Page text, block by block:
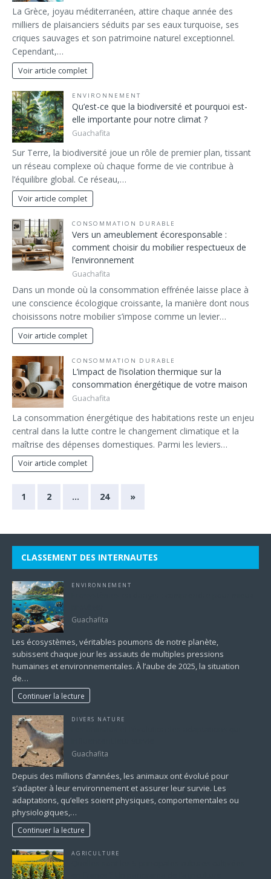
La Grèce, joyau méditerranéen, attire chaque année des
milliers de plaisanciers séduits par ses eaux turquoise, ses
criques sauvages et son patrimoine naturel exceptionnel.
Cependant,…
Voir article complet
ENVIRONNEMENT
Qu’est-ce que la biodiversité et pourquoi est-
elle importante pour notre climat ?
Guachafita
Sur Terre, la biodiversité joue un rôle de premier plan, tissant
un réseau complexe où chaque forme de vie contribue à
l’équilibre global. Ce réseau,…
Voir article complet
CONSOMMATION DURABLE
Vers un ameublement écoresponsable :
comment choisir du mobilier respectueux de
l’environnement
Guachafita
Dans un monde où la consommation effrénée laisse place à
une conscience écologique croissante, la manière dont nous
choisissons notre mobilier s’impose comme un levier…
Voir article complet
CONSOMMATION DURABLE
L’impact de l’isolation thermique sur la
consommation énergétique de votre maison
Guachafita
La consommation énergétique des habitations reste un enjeu
central dans la lutte contre le changement climatique et la
maîtrise des dépenses domestiques. Parmi les leviers…
Voir article complet
1 2 … 24 »
CLASSEMENT DES INTERNAUTES
ENVIRONNEMENT
Guachafita
Les écosystèmes, véritables poumons de notre planète,
subissent chaque jour les assauts de multiples pressions
humaines et environnementales. À l’aube de 2025, la situation
de…
Continuer la lecture
DIVERS NATURE
Guachafita
Depuis des millions d’années, les animaux ont évolué pour
s’adapter à leur environnement et assurer leur survie. Les
adaptations, qu’elles soient physiques, comportementales ou
physiologiques,…
Continuer la lecture
AGRICULTURE